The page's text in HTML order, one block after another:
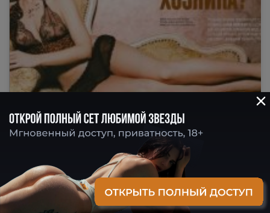
Слив фото Анна Невская — голые фото и
горячие видео
Анна Невская — она не просто актриса, она энергия,
которая захватывает экран. В каждом кадре —